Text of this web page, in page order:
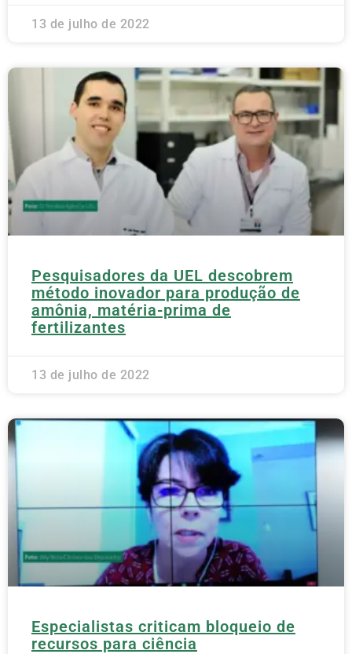
13 de julho de 2022
Pesquisadores da UEL descobrem
método inovador para produção de
amônia, matéria-prima de
fertilizantes
13 de julho de 2022
Especialistas criticam bloqueio de
recursos para ciência